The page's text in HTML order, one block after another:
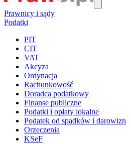
Prawnicy i sądy
Podatki
PIT
CIT
VAT
Akcyza
Ordynacja
Rachunkowość
Doradca podatkowy
Finanse publiczne
Podatki i opłaty lokalne
Podatek od spadków i darowizn
Orzeczenia
KSeF